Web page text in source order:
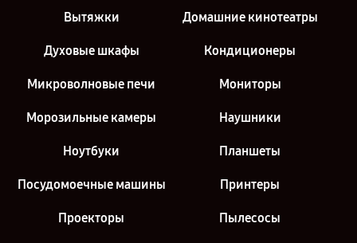
Вытяжки Домашние кинотеатры
Духовые шкафы Кондиционеры
Микроволновые печи Мониторы
Морозильные камеры Наушники
Ноутбуки Планшеты
Посудомоечные машины Принтеры
Проекторы Пылесосы